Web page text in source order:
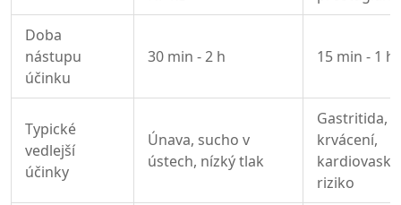
Doba
nástupu
účinku
30 min - 2 h 15 min - 1 h
Typické
vedlejší
účinky
Únava, sucho v
ústech, nízký tlak
Gastritida,
krvácení,
riziko